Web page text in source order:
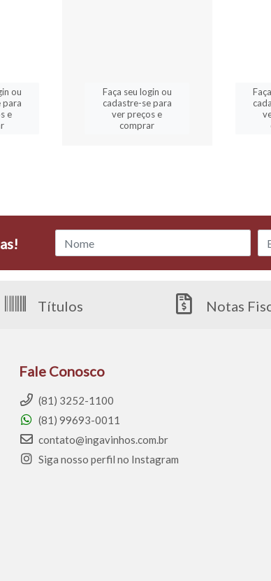
ou
para
e
Faça seu login ou
cadastre-se para
ver preços e
comprar
Títulos Notas
Fale Conosco
(81) 3252-1100
(81) 99693-0011
contato@ingavinhos.com.br
Siga nosso perfil no Instagram